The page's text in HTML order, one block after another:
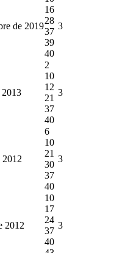
de 2019
16
28
37
39
40
3
2013
2
10
12
21
37
40
3
2012
6
10
21
30
37
40
3
2012
10
17
24
37
40
3